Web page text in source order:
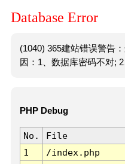
Database Error
(1040) 365建站错误警告
因：1、数据库密码不对; 2
PHP Debug
No. File
1
/index.php